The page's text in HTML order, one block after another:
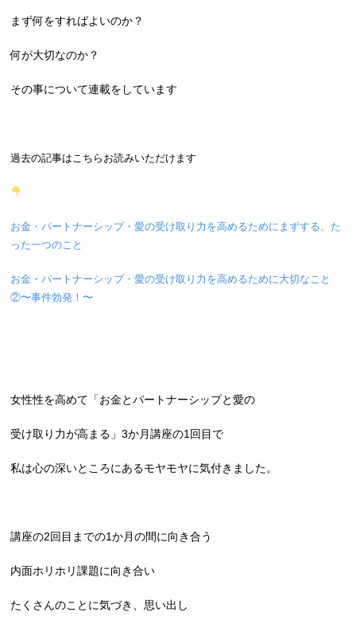
まず何をすればよいのか？
何が大切なのか？
その事について連載をしています
過去の記事はこちらお読みいただけます
お金・パートナーシップ・愛の受け取り力を高めるためにまずする、た
った一つのこと
お金・パートナーシップ・愛の受け取り力を高めるために大切なこと
②〜事件勃発！〜
女性性を高めて「お金とパートナーシップと愛の
受け取り力が高まる」3か月講座の1回目で
私は心の深いところにあるモヤモヤに気付きました。
講座の2回目までの1か月の間に向き合う
内面ホリホリ課題に向き合い
たくさんのことに気づき、思い出し